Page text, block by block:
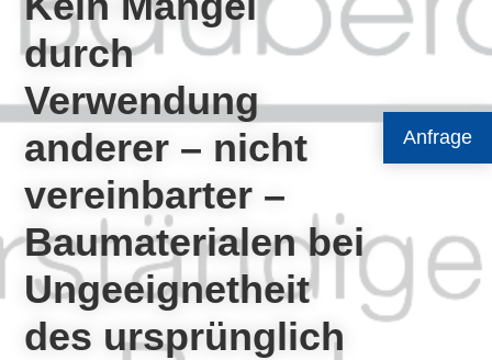
Anfrage
durch
Verwendung
anderer – nicht
vereinbarter –
Baumaterialen bei
Ungeeignetheit
des ursprünglich